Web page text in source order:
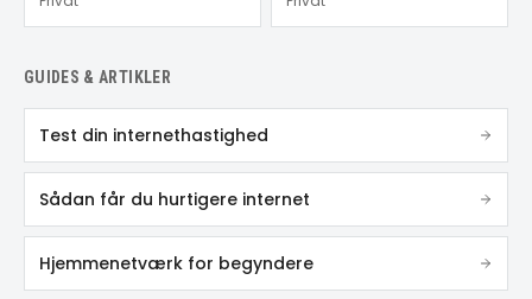
GUIDES & ARTIKLER
Test din internethastighed
Sådan får du hurtigere internet
Hjemmenetværk for begyndere